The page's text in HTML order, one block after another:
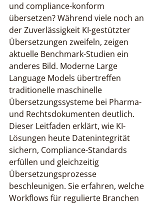
und compliance-konform
übersetzen? Während viele noch an
der Zuverlässigkeit KI-gestützter
Übersetzungen zweifeln, zeigen
aktuelle Benchmark-Studien ein
anderes Bild. Moderne Large
Language Models übertreffen
traditionelle maschinelle
Übersetzungssysteme bei Pharma-
und Rechtsdokumenten deutlich.
Dieser Leitfaden erklärt, wie KI-
Lösungen heute Datenintegrität
sichern, Compliance-Standards
erfüllen und gleichzeitig
Übersetzungsprozesse
beschleunigen. Sie erfahren, welche
Workflows für regulierte Branchen